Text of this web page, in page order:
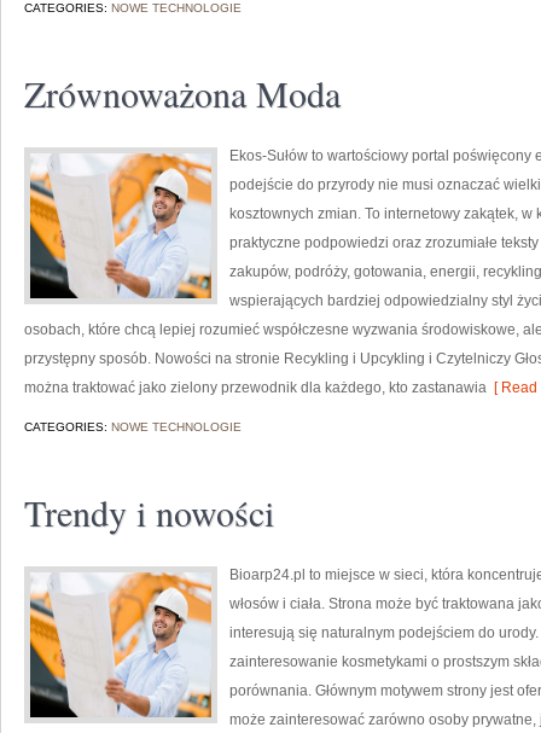
CATEGORIES: NOWE TECHNOLOGIE
Zrównoważona Moda
Ekos-Sułów to wartościowy portal
podejście do przyrody nie musi oznaczać
kosztownych zmian. To internetowy zakątek,
praktyczne podpowiedzi oraz zrozumiałe
zakupów, podróży, gotowania, energii,
wspierających bardziej odpowiedzialny styl
osobach, które chcą lepiej rozumieć współczesne wyzwania środowiskowe,
przystępny sposób. Nowości na stronie Recykling i Upcykling i Czytelniczy
można traktować jako zielony przewodnik dla każdego, kto zastanawia [ Read
CATEGORIES: NOWE TECHNOLOGIE
Trendy i nowości
Bioarp24.pl to miejsce w sieci, która
włosów i ciała. Strona może być traktowana
interesują się naturalnym podejściem do
zainteresowanie kosmetykami o prostszym
porównania. Głównym motywem strony jest
może zainteresować zarówno osoby